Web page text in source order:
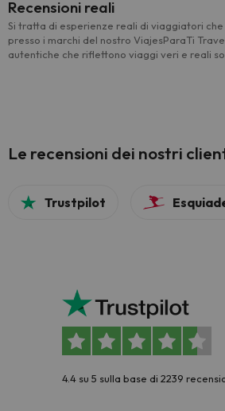
Recensioni reali
Si tratta di esperienze reali di viaggiatori
presso i marchi del nostro ViajesParaTi
autentiche che riflettono viaggi veri e reali
Le recensioni dei nostri
Trustpilot
4.4 su 5 sulla base di 2239